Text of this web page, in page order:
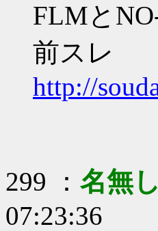
FLMと
前スレ
http://
299 ： 名無
07:23:36